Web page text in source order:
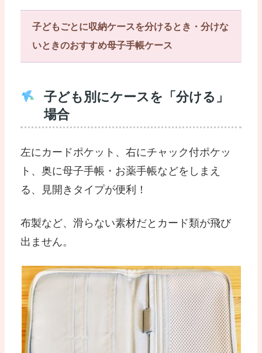
子どもごとに収納ケースを分けるとき・分けな
いときのおすすめ母子手帳ケース
子ども別にケースを「分ける」
場合
左にカードポケット、右にチャック付ポケッ
ト、奥に母子手帳・お薬手帳などをしまえ
る、見開きタイプが便利！
布製など、滑らない素材だとカード類が飛び
出ません。